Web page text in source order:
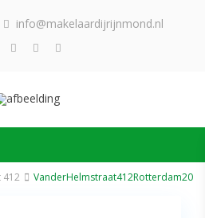
info@makelaardijrijnmond.nl
412 VanderHelmstraat412Rotterdam20